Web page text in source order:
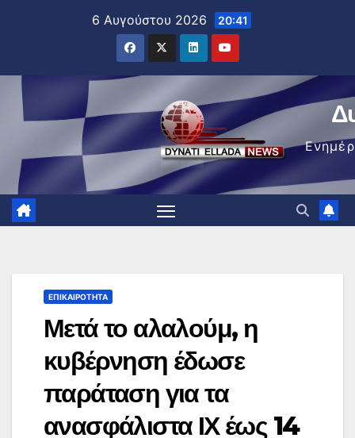
6 Αυγούστου 2026 20:41
ΕΠΙΚΑΙΡΌΤΗΤΑ
Μετά το αλαλούμ, η
κυβέρνηση έδωσε
παράταση για τα
ανασφάλιστα ΙΧ έως 14